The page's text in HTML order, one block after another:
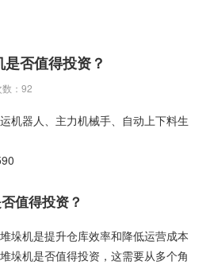
否值得投资？
数：92
机器人、主力机械手、自动上下料生
值得投资？
垛机是提升仓库效率和降低运营成本
垛机是否值得投资，这需要从多个角